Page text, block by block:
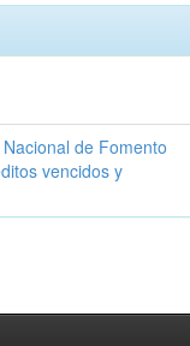
de Fomento
vencidos y